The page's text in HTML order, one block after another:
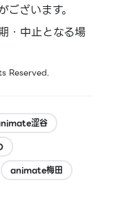
ざいます。
・中止となる場
Reserved.
涩谷
animate梅田